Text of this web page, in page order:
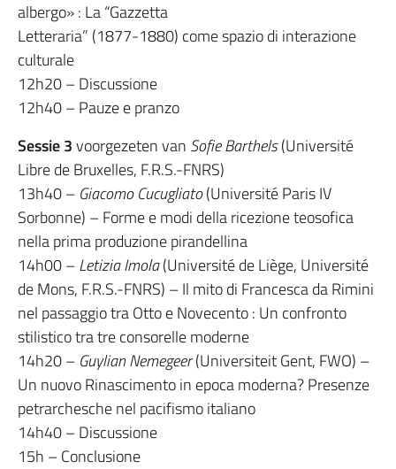
albergo» : La “Gazzetta
Letteraria” (1877-1880) come spazio di interazione
culturale
12h20 – Discussione
12h40 – Pauze e pranzo
Sessie 3voorgezeten van Sofie Barthels(Université
Libre de Bruxelles, F.R.S.-FNRS)
13h40 – Giacomo Cucugliato(Université Paris IV
Sorbonne) – Forme e modi della ricezione teosofica
nella prima produzione pirandellina
14h00 –Letizia Imola(Université de Liège, Université
de Mons, F.R.S.-FNRS) – Il mito di Francesca da Rimini
nel passaggio tra Otto e Novecento : Un confronto
stilistico tra tre consorelle moderne
14h20 – Guylian Nemegeer(Universiteit Gent, FWO) –
Un nuovo Rinascimento in epoca moderna? Presenze
petrarchesche nel pacifismo italiano
14h40 – Discussione
15h – Conclusione